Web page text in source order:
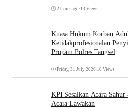
2 hours ago •13 Views
Kuasa Hukum Korban
Ketidakprofesionalan
Propam Polres Tangsel
Friday, 31 July 2026•10 Views
KPI Sesalkan Acara
Acara Lawakan